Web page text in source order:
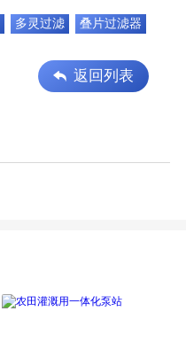
多灵过滤 叠片过滤器
返回列表